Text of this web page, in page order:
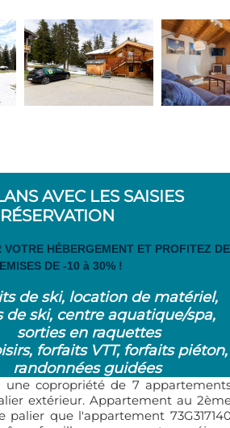
AVEC LES SAISIES
RÉSERVATION
HÉBERGEMENT ET PROFITEZ DE
DE -10 à 30% !
de ski, location de matériel,
de ski, centre aquatique/spa,
sorties en raquettes
forfaits VTT, forfaits piéton,
randonnées guidées
une copropriété de 7
extérieur. Appartement au
palier que l'appartement